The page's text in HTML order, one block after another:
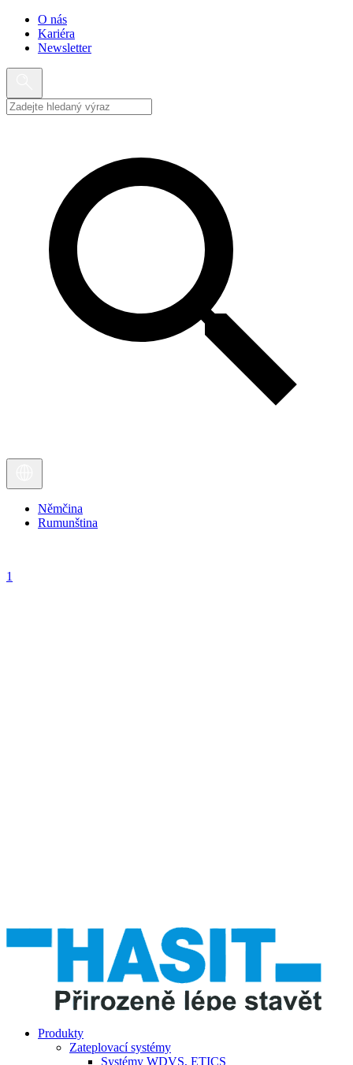
O nás
Kariéra
Newsletter
Němčina
Rumunština
1
Produkty
Zateplovací systémy
Systémy WDVS, ETICS